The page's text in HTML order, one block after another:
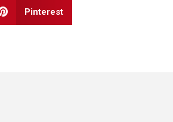
Pinterest